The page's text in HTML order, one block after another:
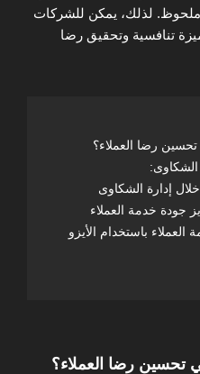
ملحوظ. لذلك، يمكن للشركات
تنافسية وتحقيق رضا
الشكاوى:
إدارة الشكاوى
باستخدام الأيزو